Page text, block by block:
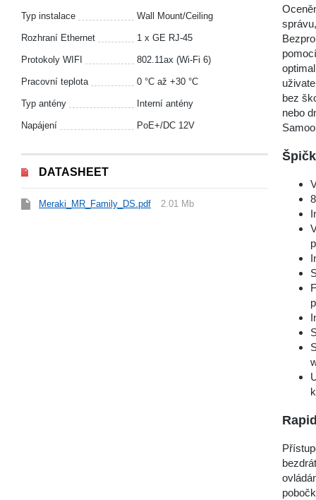
Typ instalace Wall Mount/Ceiling
Rozhraní Ethernet 1 x GE RJ-45
Protokoly WIFI 802.11ax (Wi-Fi 6)
Pracovní teplota 0 °С až +30 °С
Typ antény Interní antény
Napájení PoE+/DC 12V
DATASHEET
Meraki_MR_Family_DS.pdf 2.01 Mb
bez
nebo